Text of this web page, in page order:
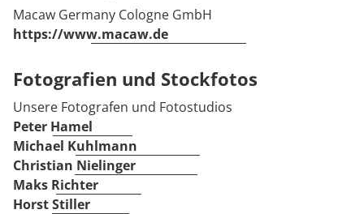
Macaw Germany Cologne GmbH
https://www.macaw.de
Fotografien und Stockfotos
Unsere Fotografen und Fotostudios
Peter Hamel
Michael Kuhlmann
Christian Nielinger
Maks Richter
Horst Stiller